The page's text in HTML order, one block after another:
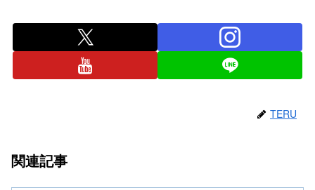
TERU
関連記事